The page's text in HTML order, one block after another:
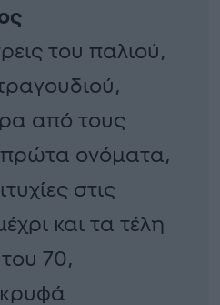
του παλιού,
από τους
πρώτα ονόματα,
στις
και τα τέλη
70,